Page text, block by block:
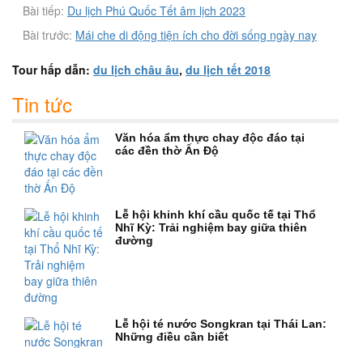
Bài tiếp: Du lịch Phú Quốc Tết âm lịch 2023
Bài trước: Mái che di động tiện ích cho đời sống ngày nay
Tour hấp dẫn: du lịch châu âu, du lịch tết 2018
Tin tức
Văn hóa ẩm thực chay độc đáo tại
các đền thờ Ấn Độ
Lễ hội khinh khí cầu quốc tế tại Thổ
Nhĩ Kỳ: Trải nghiệm bay giữa thiên
đường
Lễ hội té nước Songkran tại Thái Lan:
Những điều cần biết